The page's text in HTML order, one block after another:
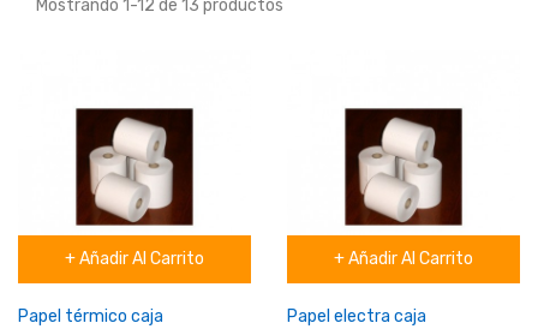
Mostrando 1-12 de 13 productos
+ Añadir Al Carrito
Papel térmico caja
+ Añadir Al Carrito
Papel electra caja